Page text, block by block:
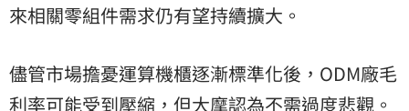
來相關零組件需求仍有望持續擴大。
儘管市場擔憂運算機櫃逐漸標準化後，ODM廠毛
利率可能受到壓縮，但大摩認為不需過度悲觀。